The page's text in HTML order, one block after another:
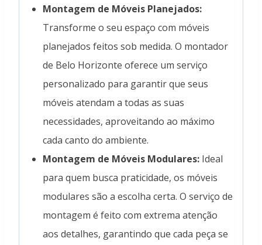
Montagem de Móveis Planejados:
Transforme o seu espaço com móveis
planejados feitos sob medida. O montador
de Belo Horizonte oferece um serviço
personalizado para garantir que seus
móveis atendam a todas as suas
necessidades, aproveitando ao máximo
cada canto do ambiente.
Montagem de Móveis Modulares: Ideal
para quem busca praticidade, os móveis
modulares são a escolha certa. O serviço de
montagem é feito com extrema atenção
aos detalhes, garantindo que cada peça se